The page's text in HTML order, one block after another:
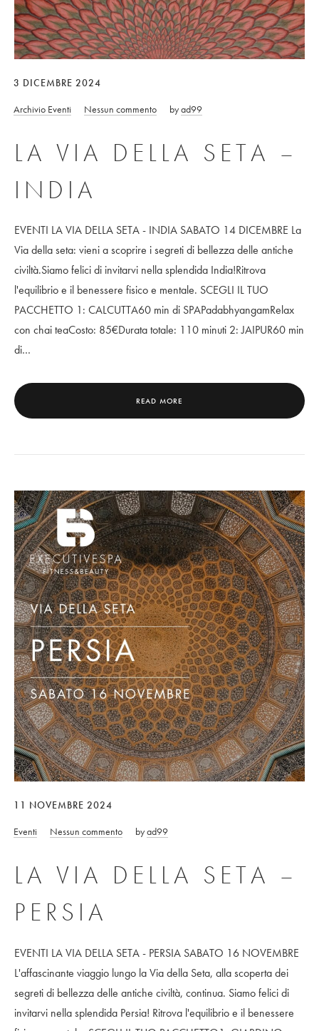
3 DICEMBRE 2024
Archivio Eventi Nessun commento byad99
LA VIA DELLA SETA –
INDIA
EVENTI LA VIA DELLA SETA - INDIA SABATO 14 DICEMBRE La
Via della seta: vieni a scoprire i segreti di bellezza delle antiche
civiltà.Siamo felici di invitarvi nella splendida India!Ritrova
l'equilibrio e il benessere fisico e mentale. SCEGLI IL TUO
PACCHETTO 1: CALCUTTA60 min di SPAPadabhyangamRelax
con chai teaCosto: 85€Durata totale: 110 minuti 2: JAIPUR60 min
di…
READ MORE
11 NOVEMBRE 2024
Eventi Nessun commento byad99
LA VIA DELLA SETA –
PERSIA
EVENTI LA VIA DELLA SETA - PERSIA SABATO 16 NOVEMBRE
L'affascinante viaggio lungo la Via della Seta, alla scoperta dei
segreti di bellezza delle antiche civiltà, continua. Siamo felici di
invitarvi nella splendida Persia! Ritrova l'equilibrio e il benessere